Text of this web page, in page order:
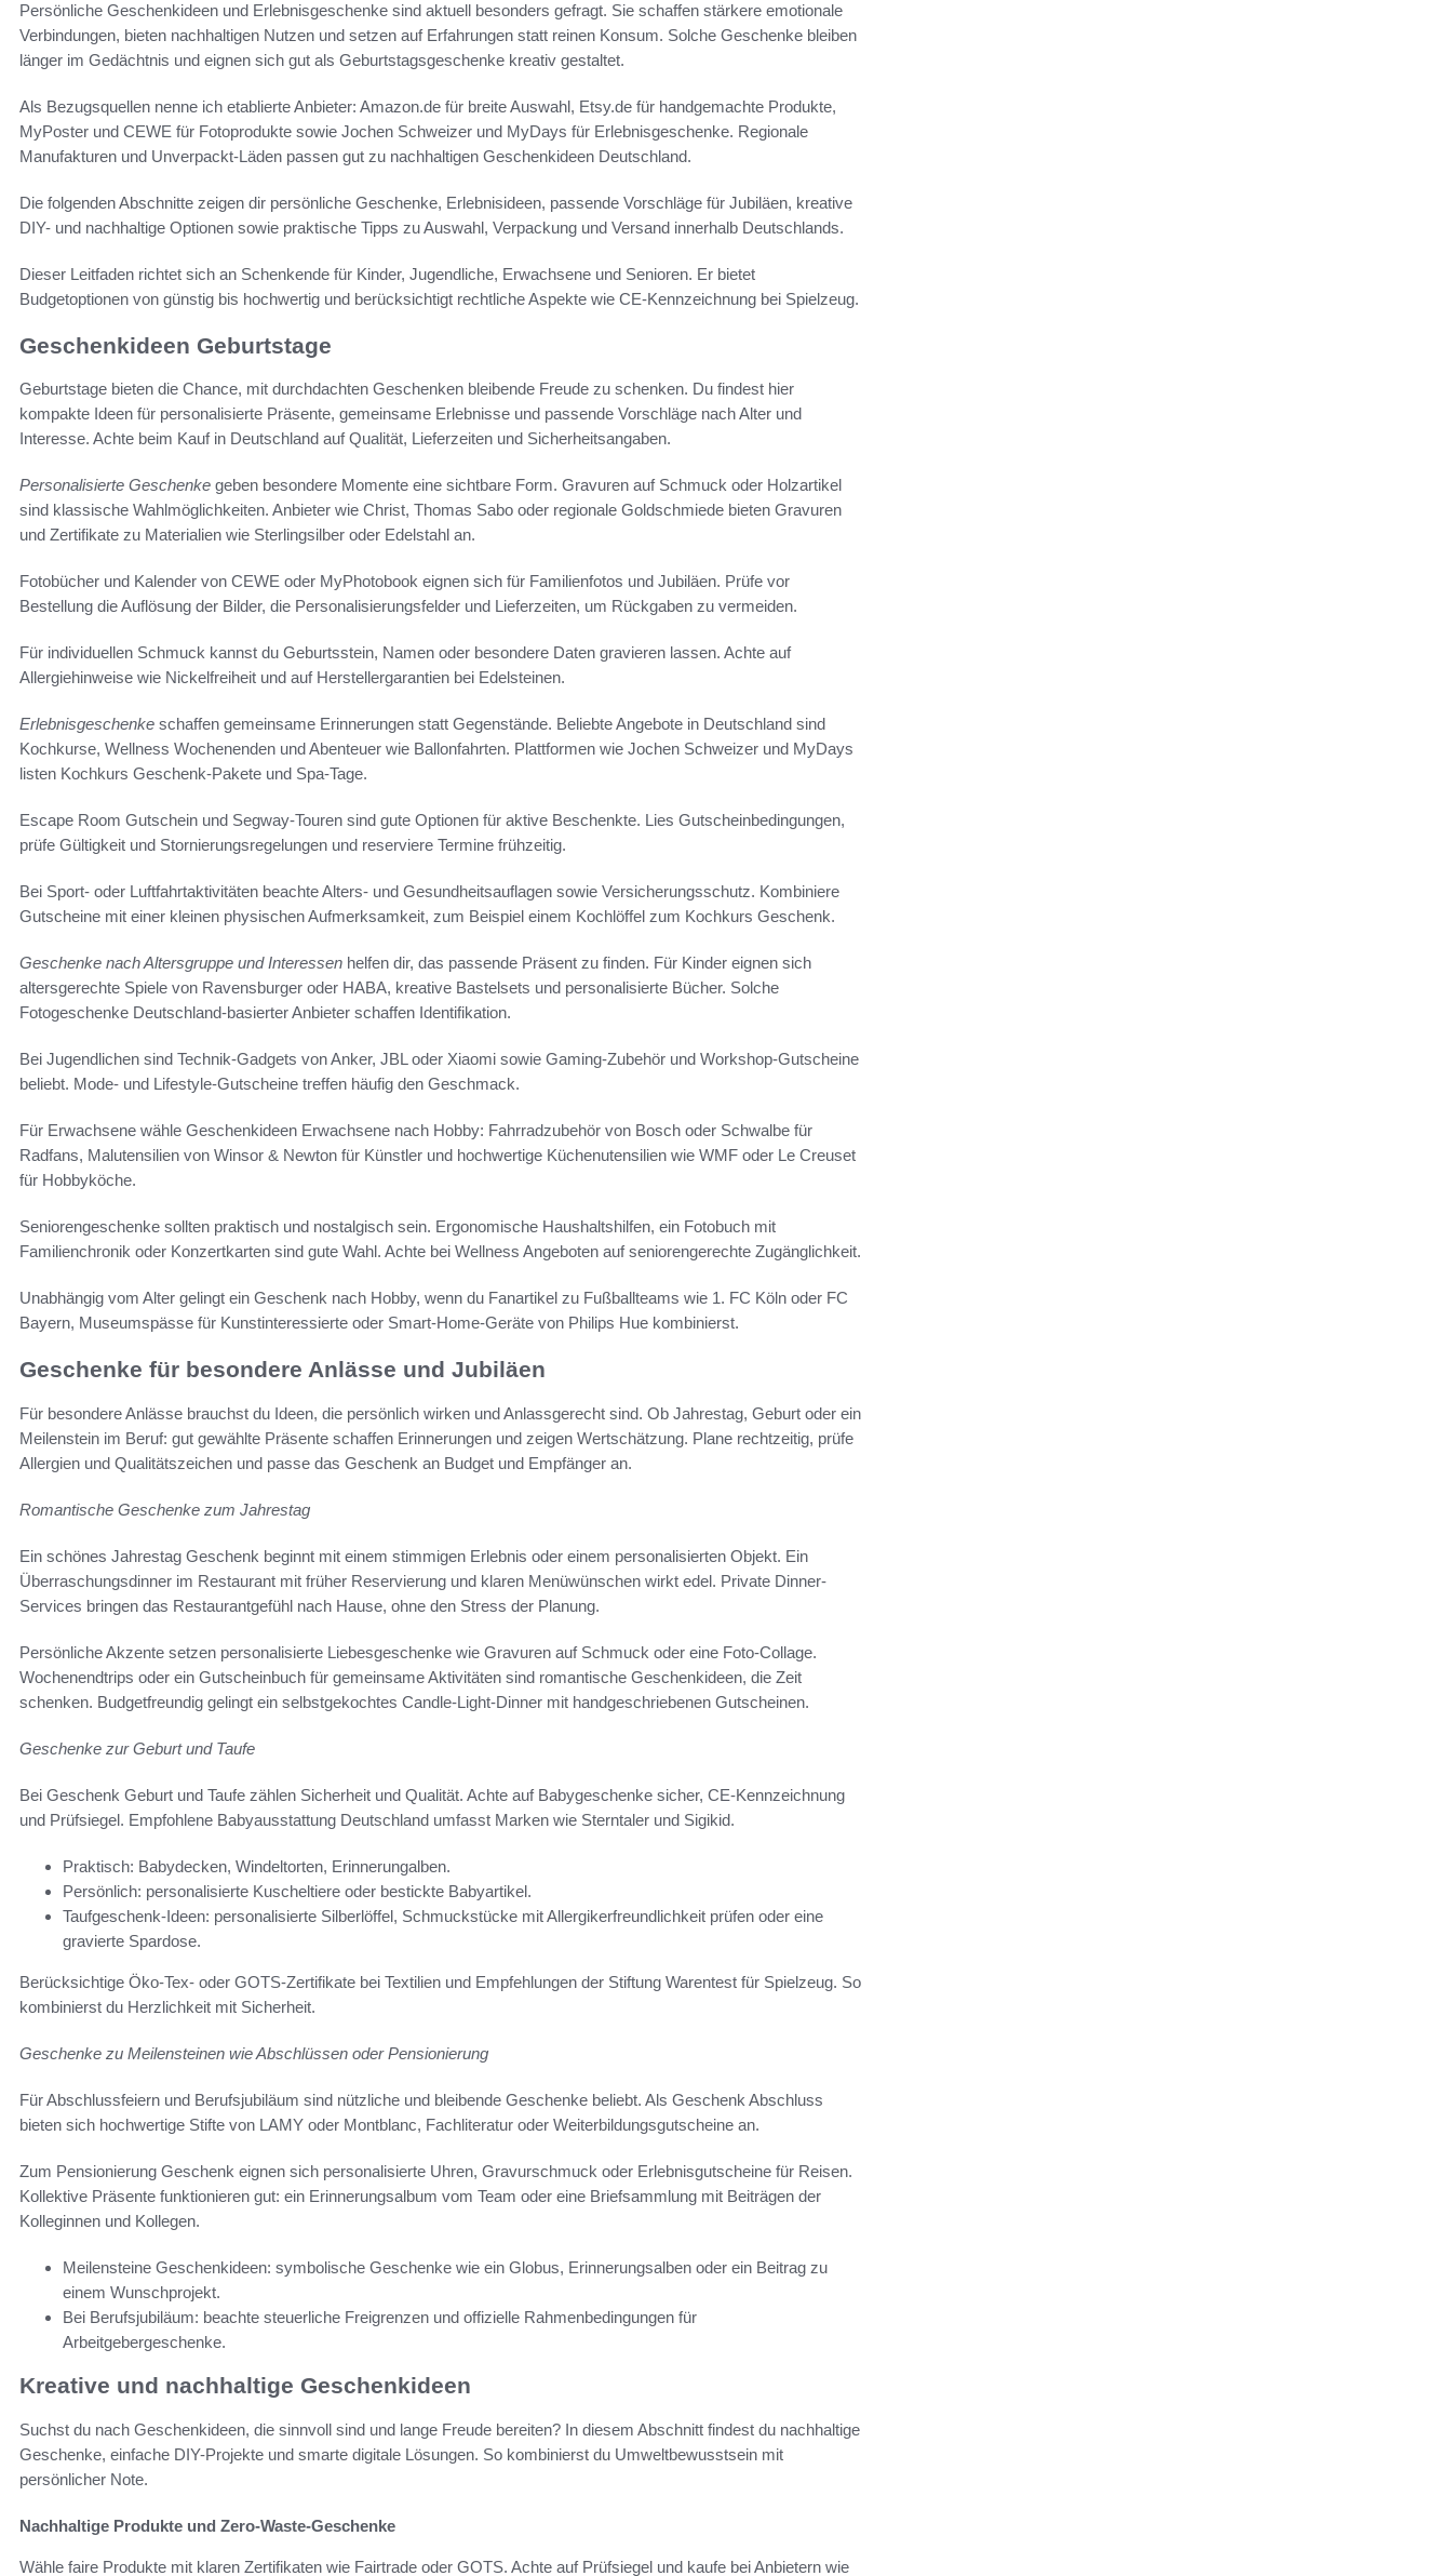
Persönliche Geschenkideen und Erlebnisgeschenke sind aktuell besonders gefragt. Sie schaffen stärkere emotionale
Verbindungen, bieten nachhaltigen Nutzen und setzen auf Erfahrungen statt reinen Konsum. Solche Geschenke bleiben
länger im Gedächtnis und eignen sich gut als Geburtstagsgeschenke kreativ gestaltet.
Als Bezugsquellen nenne ich etablierte Anbieter: Amazon.de für breite Auswahl, Etsy.de für handgemachte Produkte,
MyPoster und CEWE für Fotoprodukte sowie Jochen Schweizer und MyDays für Erlebnisgeschenke. Regionale
Manufakturen und Unverpackt-Läden passen gut zu nachhaltigen Geschenkideen Deutschland.
Die folgenden Abschnitte zeigen dir persönliche Geschenke, Erlebnisideen, passende Vorschläge für Jubiläen, kreative
DIY- und nachhaltige Optionen sowie praktische Tipps zu Auswahl, Verpackung und Versand innerhalb Deutschlands.
Dieser Leitfaden richtet sich an Schenkende für Kinder, Jugendliche, Erwachsene und Senioren. Er bietet
Budgetoptionen von günstig bis hochwertig und berücksichtigt rechtliche Aspekte wie CE-Kennzeichnung bei Spielzeug.
Geschenkideen Geburtstage
Geburtstage bieten die Chance, mit durchdachten Geschenken bleibende Freude zu schenken. Du findest hier
kompakte Ideen für personalisierte Präsente, gemeinsame Erlebnisse und passende Vorschläge nach Alter und
Interesse. Achte beim Kauf in Deutschland auf Qualität, Lieferzeiten und Sicherheitsangaben.
Personalisierte Geschenke geben besondere Momente eine sichtbare Form. Gravuren auf Schmuck oder Holzartikel
sind klassische Wahlmöglichkeiten. Anbieter wie Christ, Thomas Sabo oder regionale Goldschmiede bieten Gravuren
und Zertifikate zu Materialien wie Sterlingsilber oder Edelstahl an.
Fotobücher und Kalender von CEWE oder MyPhotobook eignen sich für Familienfotos und Jubiläen. Prüfe vor
Bestellung die Auflösung der Bilder, die Personalisierungsfelder und Lieferzeiten, um Rückgaben zu vermeiden.
Für individuellen Schmuck kannst du Geburtsstein, Namen oder besondere Daten gravieren lassen. Achte auf
Allergiehinweise wie Nickelfreiheit und auf Herstellergarantien bei Edelsteinen.
Erlebnisgeschenke schaffen gemeinsame Erinnerungen statt Gegenstände. Beliebte Angebote in Deutschland sind
Kochkurse, Wellness Wochenenden und Abenteuer wie Ballonfahrten. Plattformen wie Jochen Schweizer und MyDays
listen Kochkurs Geschenk-Pakete und Spa-Tage.
Escape Room Gutschein und Segway-Touren sind gute Optionen für aktive Beschenkte. Lies Gutscheinbedingungen,
prüfe Gültigkeit und Stornierungsregelungen und reserviere Termine frühzeitig.
Bei Sport- oder Luftfahrtaktivitäten beachte Alters- und Gesundheitsauflagen sowie Versicherungsschutz. Kombiniere
Gutscheine mit einer kleinen physischen Aufmerksamkeit, zum Beispiel einem Kochlöffel zum Kochkurs Geschenk.
Geschenke nach Altersgruppe und Interessen helfen dir, das passende Präsent zu finden. Für Kinder eignen sich
altersgerechte Spiele von Ravensburger oder HABA, kreative Bastelsets und personalisierte Bücher. Solche
Fotogeschenke Deutschland-basierter Anbieter schaffen Identifikation.
Bei Jugendlichen sind Technik-Gadgets von Anker, JBL oder Xiaomi sowie Gaming-Zubehör und Workshop-Gutscheine
beliebt. Mode- und Lifestyle-Gutscheine treffen häufig den Geschmack.
Für Erwachsene wähle Geschenkideen Erwachsene nach Hobby: Fahrradzubehör von Bosch oder Schwalbe für
Radfans, Malutensilien von Winsor & Newton für Künstler und hochwertige Küchenutensilien wie WMF oder Le Creuset
für Hobbyköche.
Seniorengeschenke sollten praktisch und nostalgisch sein. Ergonomische Haushaltshilfen, ein Fotobuch mit
Familienchronik oder Konzertkarten sind gute Wahl. Achte bei Wellness Angeboten auf seniorengerechte Zugänglichkeit.
Unabhängig vom Alter gelingt ein Geschenk nach Hobby, wenn du Fanartikel zu Fußballteams wie 1. FC Köln oder FC
Bayern, Museumspässe für Kunstinteressierte oder Smart-Home-Geräte von Philips Hue kombinierst.
Geschenke für besondere Anlässe und Jubiläen
Für besondere Anlässe brauchst du Ideen, die persönlich wirken und Anlassgerecht sind. Ob Jahrestag, Geburt oder ein
Meilenstein im Beruf: gut gewählte Präsente schaffen Erinnerungen und zeigen Wertschätzung. Plane rechtzeitig, prüfe
Allergien und Qualitätszeichen und passe das Geschenk an Budget und Empfänger an.
Romantische Geschenke zum Jahrestag
Ein schönes Jahrestag Geschenk beginnt mit einem stimmigen Erlebnis oder einem personalisierten Objekt. Ein
Überraschungsdinner im Restaurant mit früher Reservierung und klaren Menüwünschen wirkt edel. Private Dinner-
Services bringen das Restaurantgefühl nach Hause, ohne den Stress der Planung.
Persönliche Akzente setzen personalisierte Liebesgeschenke wie Gravuren auf Schmuck oder eine Foto-Collage.
Wochenendtrips oder ein Gutscheinbuch für gemeinsame Aktivitäten sind romantische Geschenkideen, die Zeit
schenken. Budgetfreundig gelingt ein selbstgekochtes Candle-Light-Dinner mit handgeschriebenen Gutscheinen.
Geschenke zur Geburt und Taufe
Bei Geschenk Geburt und Taufe zählen Sicherheit und Qualität. Achte auf Babygeschenke sicher, CE-Kennzeichnung
und Prüfsiegel. Empfohlene Babyausstattung Deutschland umfasst Marken wie Sterntaler und Sigikid.
Praktisch: Babydecken, Windeltorten, Erinnerungalben.
Persönlich: personalisierte Kuscheltiere oder bestickte Babyartikel.
Taufgeschenk-Ideen: personalisierte Silberlöffel, Schmuckstücke mit Allergikerfreundlichkeit prüfen oder eine
gravierte Spardose.
Berücksichtige Öko-Tex- oder GOTS-Zertifikate bei Textilien und Empfehlungen der Stiftung Warentest für Spielzeug. So
kombinierst du Herzlichkeit mit Sicherheit.
Geschenke zu Meilensteinen wie Abschlüssen oder Pensionierung
Für Abschlussfeiern und Berufsjubiläum sind nützliche und bleibende Geschenke beliebt. Als Geschenk Abschluss
bieten sich hochwertige Stifte von LAMY oder Montblanc, Fachliteratur oder Weiterbildungsgutscheine an.
Zum Pensionierung Geschenk eignen sich personalisierte Uhren, Gravurschmuck oder Erlebnisgutscheine für Reisen.
Kollektive Präsente funktionieren gut: ein Erinnerungsalbum vom Team oder eine Briefsammlung mit Beiträgen der
Kolleginnen und Kollegen.
Meilensteine Geschenkideen: symbolische Geschenke wie ein Globus, Erinnerungsalben oder ein Beitrag zu
einem Wunschprojekt.
Bei Berufsjubiläum: beachte steuerliche Freigrenzen und offizielle Rahmenbedingungen für
Arbeitgebergeschenke.
Kreative und nachhaltige Geschenkideen
Suchst du nach Geschenkideen, die sinnvoll sind und lange Freude bereiten? In diesem Abschnitt findest du nachhaltige
Geschenke, einfache DIY-Projekte und smarte digitale Lösungen. So kombinierst du Umweltbewusstsein mit
persönlicher Note.
Nachhaltige Produkte und Zero-Waste-Geschenke
Wähle faire Produkte mit klaren Zertifikaten wie Fairtrade oder GOTS. Achte auf Prüfsiegel und kaufe bei Anbietern wie